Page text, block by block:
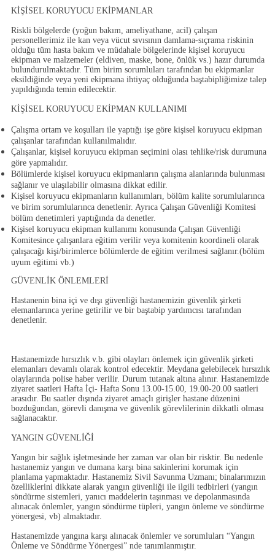
KİŞİSEL KORUYUCU EKİPMANLAR
Riskli bölgelerde (yoğun bakım, ameliyathane, acil) çalışan
personellerimiz ile kan veya vücut sıvısının damlama-sıçrama riskinin
olduğu tüm hasta bakım ve müdahale bölgelerinde kişisel koruyucu
ekipman ve malzemeler (eldiven, maske, bone, önlük vs.) hazır durumda
bulundurulmaktadır. Tüm birim sorumluları tarafından bu ekipmanlar
eksildiğinde veya yeni ekipmana ihtiyaç olduğunda baştabipliğimize talep
yapıldığında temin edilecektir.
KİŞİSEL KORUYUCU EKİPMAN KULLANIMI
Çalışma ortam ve koşulları ile yaptığı işe göre kişisel koruyucu ekipman
çalışanlar tarafından kullanılmalıdır.
Çalışanlar, kişisel koruyucu ekipman seçimini olası tehlike/risk durumuna
göre yapmalıdır.
Bölümlerde kişisel koruyucu ekipmanların çalışma alanlarında bulunması
sağlanır ve ulaşılabilir olmasına dikkat edilir.
Kişisel koruyucu ekipmanların kullanımları, bölüm kalite sorumlularınca
ve birim sorumlularınca denetlenir. Ayrıca Çalışan Güvenliği Komitesi
bölüm denetimleri yaptığında da denetler.
Kişisel koruyucu ekipman kullanımı konusunda Çalışan Güvenliği
Komitesince çalışanlara eğitim verilir veya komitenin koordineli olarak
çalışacağı kişi/birimlerce bölümlerde de eğitim verilmesi sağlanır.(bölüm
uyum eğitimi vb.)
GÜVENLİK ÖNLEMLERİ
Hastanenin bina içi ve dışı güvenliği hastanemizin güvenlik şirketi
elemanlarınca yerine getirilir ve bir baştabip yardımcısı tarafından
denetlenir.
Hastanemizde hırsızlık v.b. gibi olayları önlemek için güvenlik şirketi
elemanları devamlı olarak kontrol edecektir. Meydana gelebilecek hırsızlık
olaylarında polise haber verilir. Durum tutanak altına alınır. Hastanemizde
ziyaret saatleri Hafta İçi- Hafta Sonu 13.00-15.00 19.00-20.00 saatleri
arasıdır. Bu saatler dışında ziyaret amaçlı girişler hastane düzenini
bozduğundan, görevli danışma ve güvenlik görevlilerinin dikkatli olması
sağlanacaktır.
YANGIN GÜVENLİĞİ
Yangın bir sağlık işletmesinde her zaman var olan bir risktir. Bu nedenle
hastanemiz yangın ve dumana karşı bina sakinlerini korumak için
planlama yapmaktadır. Hastanemiz Sivil Savunma Uzmanı; binalarımızın
özelliklerini dikkate alarak yangın güvenliği ile ilgili tedbirleri (yangın
söndürme sistemleri, yanıcı maddelerin taşınması ve depolanmasında
alınacak önlemler, yangın söndürme tüpleri, yangın önleme ve söndürme
yönergesi, vb) almaktadır.
Hastanemizde yangına karşı alınacak önlemler ve sorumluları “Yangın
Önleme ve Söndürme Yönergesi” nde tanımlanmıştır.